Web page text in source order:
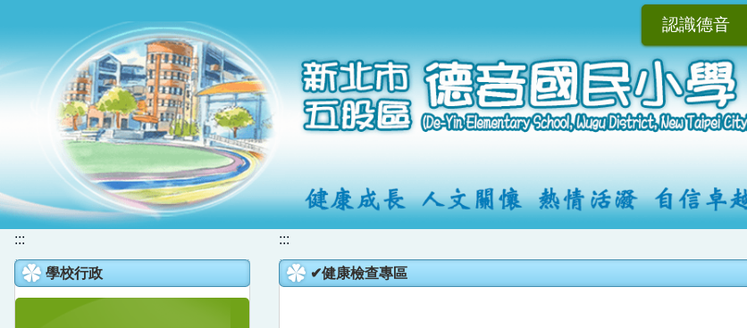
主
認識德音
:::
學校行政
:::
✔健康檢查專區